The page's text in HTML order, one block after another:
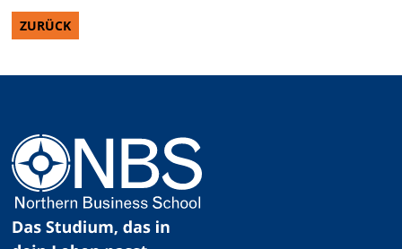
ZURÜCK